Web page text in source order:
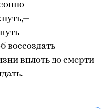
воссоздать
вплоть до смерти